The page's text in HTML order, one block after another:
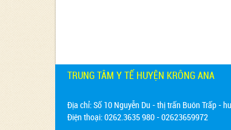
TRUNG TÂM Y TẾ HUYỆN KRÔNG ANA
Địa chỉ:Số 10 Nguyễn Du - thị trấn Buôn Trấp -
Điện thoại: 0262.3635 980 - 02623659972